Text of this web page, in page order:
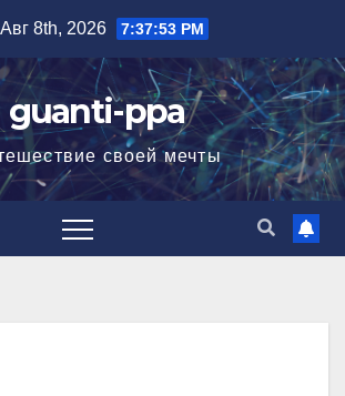
8th, 2026 7:37:54 PM
guanti-ppa
своей мечты